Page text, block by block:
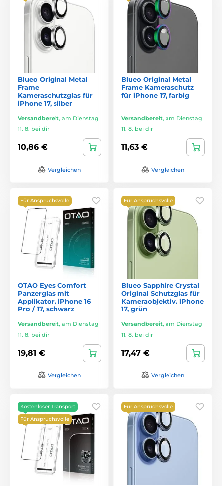
Blueo Original Metal
Frame
Kameraschutzglas für
iPhone 17, silber
Versandbereit, am Dienstag
11. 8. bei dir
10,86 €
Vergleichen
Blueo Original Metal
Frame Kameraschutz
für iPhone 17, farbig
Versandbereit, am Dienstag
11. 8. bei dir
11,63 €
Vergleichen
Für Anspruchsvolle
OTAO Eyes Comfort
Panzerglas mit
Applikator, iPhone 16
Pro / 17, schwarz
Versandbereit, am Dienstag
11. 8. bei dir
19,81 €
Vergleichen
Für Anspruchsvolle
Blueo Sapphire Crystal
Original Schutzglas für
Kameraobjektiv, iPhone
17, grün
Versandbereit, am Dienstag
11. 8. bei dir
17,47 €
Vergleichen
Kostenloser Transport
Für Anspruchsvolle
Für Anspruchsvolle